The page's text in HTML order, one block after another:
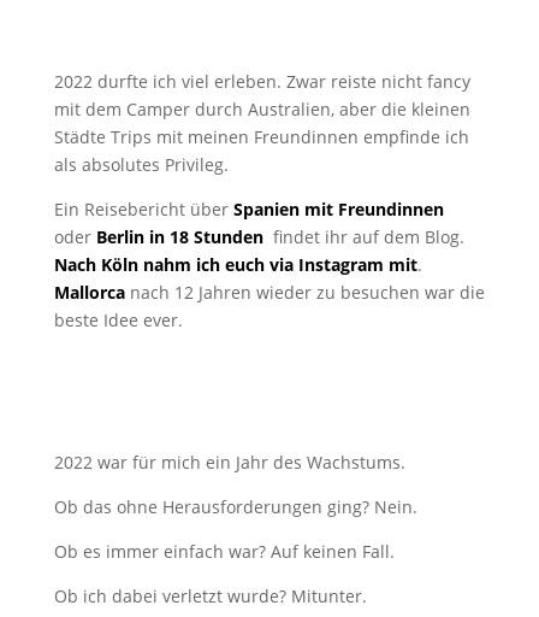
2022 durfte ich viel erleben. Zwar reiste nicht fancy
mit dem Camper durch Australien, aber die kleinen
Städte Trips mit meinen Freundinnen empfinde ich
als absolutes Privileg.
Ein Reisebericht über Spanien mit Freundinnen
oder Berlin in 18 Stundenfindet ihr auf dem Blog.
Nach Köln nahm ich euch via Instagram mit.
Mallorcanach 12 Jahren wieder zu besuchen war die
beste Idee ever.
2022 war für mich ein Jahr des Wachstums.
Ob das ohne Herausforderungen ging? Nein.
Ob es immer einfach war? Auf keinen Fall.
Ob ich dabei verletzt wurde? Mitunter.